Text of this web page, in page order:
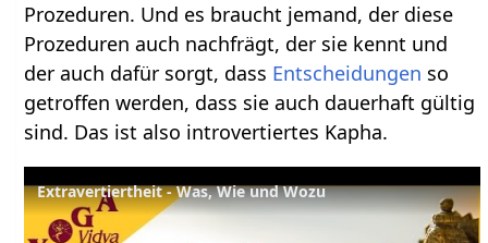
Prozeduren. Und es braucht jemand, der diese
Prozeduren auch nachfrägt, der sie kennt und
der auch dafür sorgt, dass Entscheidungen so
getroffen werden, dass sie auch dauerhaft gültig
sind. Das ist also introvertiertes Kapha.
Extravertiertheit - Was, Wie und Wozu